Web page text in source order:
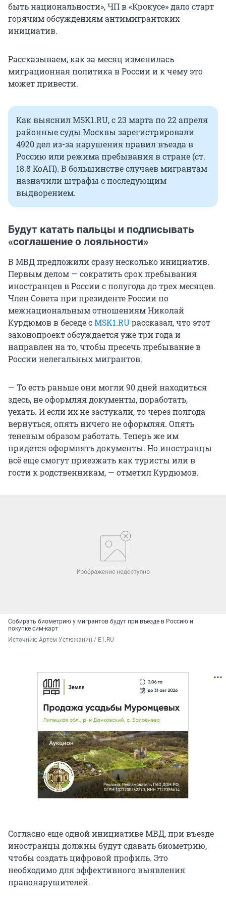
быть национальности», ЧП в «Крокусе» дало старт
горячим обсуждениям антимигрантских
инициатив.
Рассказываем, как за месяц изменилась
миграционная политика в России и к чему это
может привести.
Как выяснил MSK1.RU, с 23 марта по 22 апреля
районные суды Москвы зарегистрировали
4920 дел из-за нарушения правил въезда в
Россию или режима пребывания в стране (ст.
18.8 КоАП). В большинстве случаев мигрантам
назначили штрафы с последующим
выдворением.
Будут катать пальцы и подписывать
«соглашение о лояльности»
В МВД предложили сразу несколько инициатив.
Первым делом — сократить срок пребывания
иностранцев в России с полугода до трех месяцев.
Член Совета при президенте России по
межнациональным отношениям Николай
Курдюмов в беседе сMSK1.RUрассказал, что этот
законопроект обсуждается уже три года и
направлен на то, чтобы пресечь пребывание в
России нелегальных мигрантов.
— То есть раньше они могли 90 дней находиться
здесь, не оформляя документы, поработать,
уехать. И если их не застукали, то через полгода
вернуться, опять ничего не оформляя. Опять
теневым образом работать. Теперь же им
придется оформлять документы. Но иностранцы
всё еще смогут приезжать как туристы или в
гости к родственникам, — отметил Курдюмов.
Собирать биометрию у мигрантов будут при въезде в Россию и
покупке сим-карт
Источник: Артем Устюжанин / E1.RU
Согласно еще одной инициативе МВД, при въезде
иностранцы должны будут сдавать биометрию,
чтобы создать цифровой профиль. Это
необходимо для эффективного выявления
правонарушителей.